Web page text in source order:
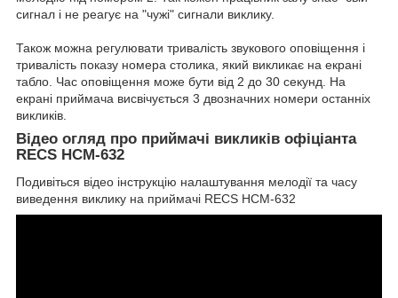
сигнал і не реагує на "чужі" сигнали виклику.
Також можна регулювати тривалість звукового оповіщення і
тривалість показу номера столика, який викликає на екрані
табло. Час оповіщення може бути від 2 до 30 секунд. На
екрані приймача висвічується 3 двозначних номери останніх
викликів.
Відео огляд про приймачі викликів офіціанта
RECS HCM-632
Подивіться відео інструкцію налаштування мелодії та часу
виведення виклику на приймачі RECS HCM-632